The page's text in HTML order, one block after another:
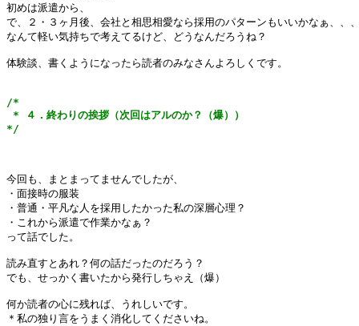
初めは派遣から、
で、２・３ヶ月後、会社と相思相愛なら採用のパターンもいいかなぁ、、
なんて軽い気持ちで考えてるけど、どうなんだろうね？
体験談、書くようになったら読者のみなさんよろしくです。
/*
* ４．終わりの挨拶（次回はアルのか？（爆））
*/
今回も、まとまってませんでしたが、
・面接時の服装
・普通・平凡な人を採用したかった私の深層心理？
・これから派遣で作業かなぁ？
って話でした。
読み直すとあれ？何の話だったのだろう？
でも、せっかく書いたから発行しちゃえ（爆）
何か読者の心に残れば、うれしいです。
＊私の独り言をうまく消化してくださいね。